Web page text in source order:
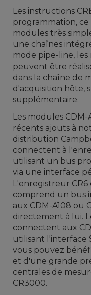
Les instructions
programmation,
modules très
une chaînes
mode pipe-line,
peuvent être
dans la chaîne de
d'acquisition hôte,
supplémentaire.
Les modules CDM-
récents ajouts à
distribution
connectent à
utilisant un bus
via une interface
L'enregistreur
comprend un bus
aux CDM-A108 ou
directement à lui.
connectent aux
utilisant l'interface
vous pouvez
et d'une grande
centrales de
CR3000.